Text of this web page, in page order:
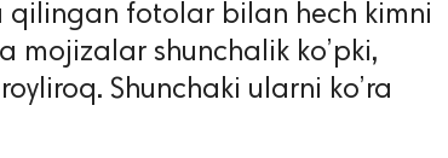
qilingan fotolar bilan hech kimni
mojizalar shunchalik ko’pki,
Shunchaki ularni ko’ra